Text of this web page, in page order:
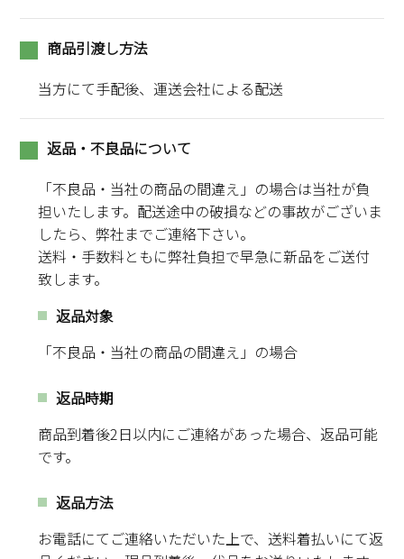
商品引渡し方法
当方にて手配後、運送会社による配送
返品・不良品について
「不良品・当社の商品の間違え」の場合は当社が負
担いたします。配送途中の破損などの事故がございま
したら、弊社までご連絡下さい。
送料・手数料ともに弊社負担で早急に新品をご送付
致します。
返品対象
「不良品・当社の商品の間違え」の場合
返品時期
商品到着後2日以内にご連絡があった場合、返品可能
です。
返品方法
お電話にてご連絡いただいた上で、送料着払いにて返